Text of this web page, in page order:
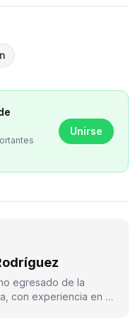
Unirse
egresado de la
con experiencia en el